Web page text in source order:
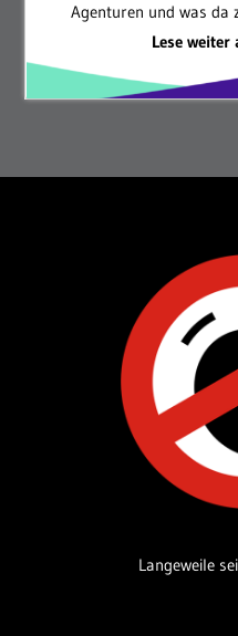
Agenturen und was da
Lese
Langeweile